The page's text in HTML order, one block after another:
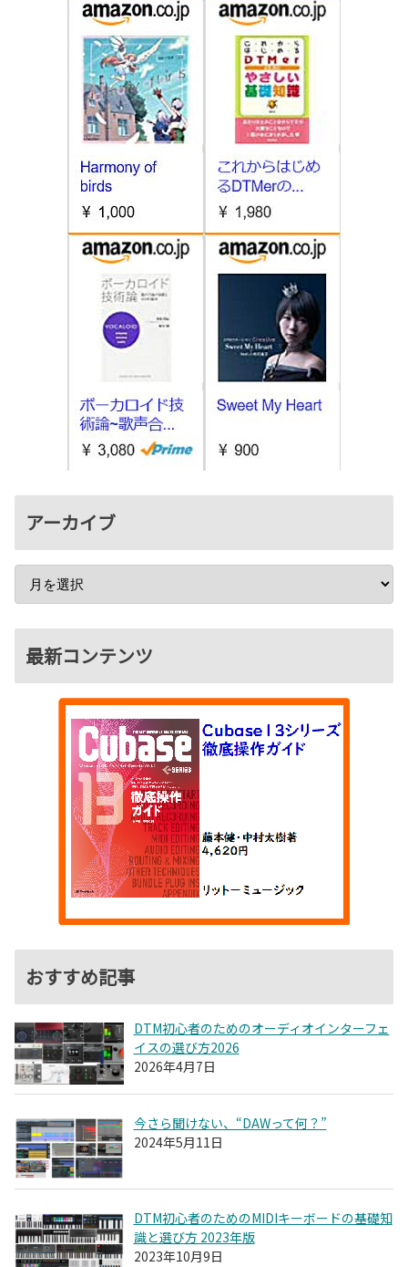
アーカイブ
最新コンテンツ
おすすめ記事
DTM初心者のためのオーディオインターフェ
イスの選び方2026
2026年4月7日
今さら聞けない、“DAWって何？”
2024年5月11日
DTM初心者のためのMIDIキーボードの基礎知
識と選び方 2023年版
2023年10月9日